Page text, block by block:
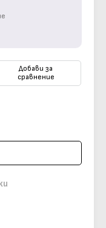
Добави за
сравнение